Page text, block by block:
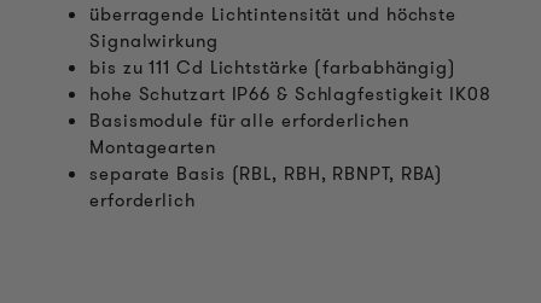
überragende Lichtintensität und höchste
Signalwirkung
bis zu 111 Cd Lichtstärke (farbabhängig)
hohe Schutzart IP66 & Schlagfestigkeit IK08
Basismodule für alle erforderlichen
Montagearten
separate Basis (RBL, RBH, RBNPT, RBA)
erforderlich